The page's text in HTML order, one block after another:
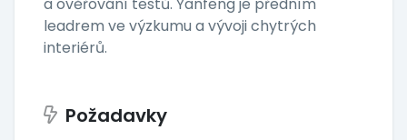
leadrem ve výzkumu a vývoji chytrých
interiérů.
Požadavky